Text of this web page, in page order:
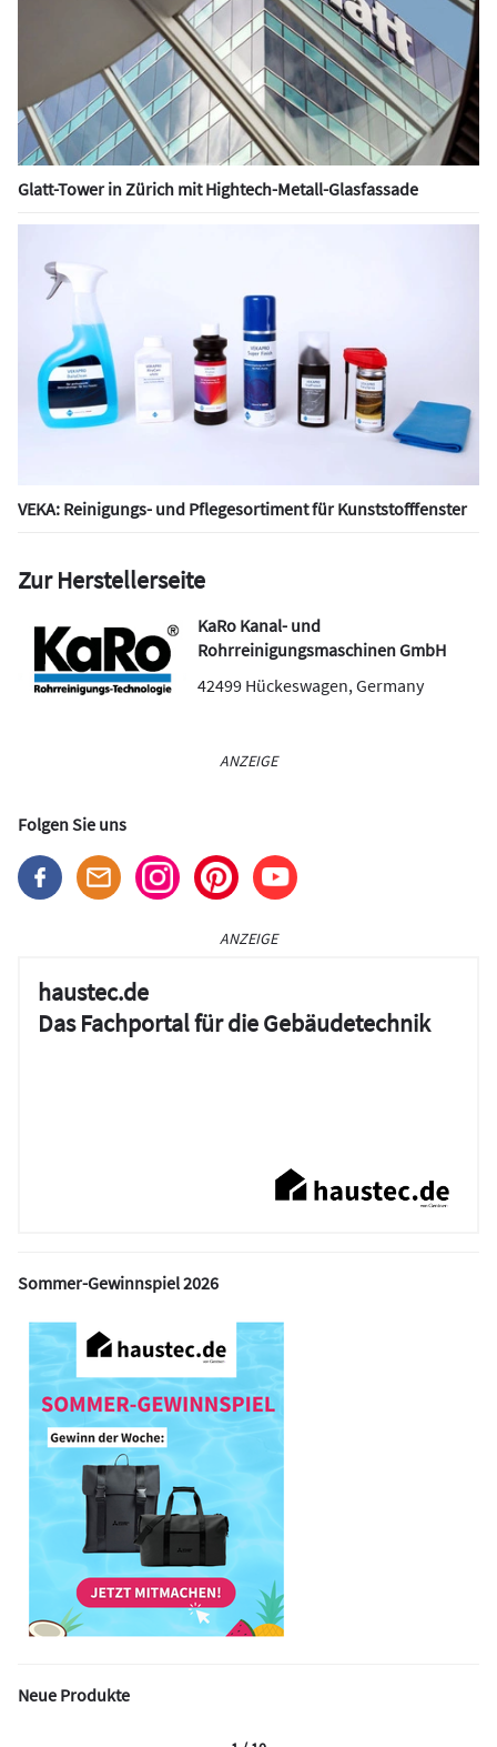
Glatt-Tower in Zürich mit Hightech-Metall-Glasfassade
VEKA: Reinigungs- und Pflegesortiment für Kunststofffenster
Zur Herstellerseite
KaRo Kanal- und
Rohrreinigungsmaschinen GmbH
42499 Hückeswagen,Germany
ANZEIGE
Folgen Sie uns
ANZEIGE
haustec.de
Das Fachportal für die Gebäudetechnik
Sommer-Gewinnspiel 2026
Neue Produkte